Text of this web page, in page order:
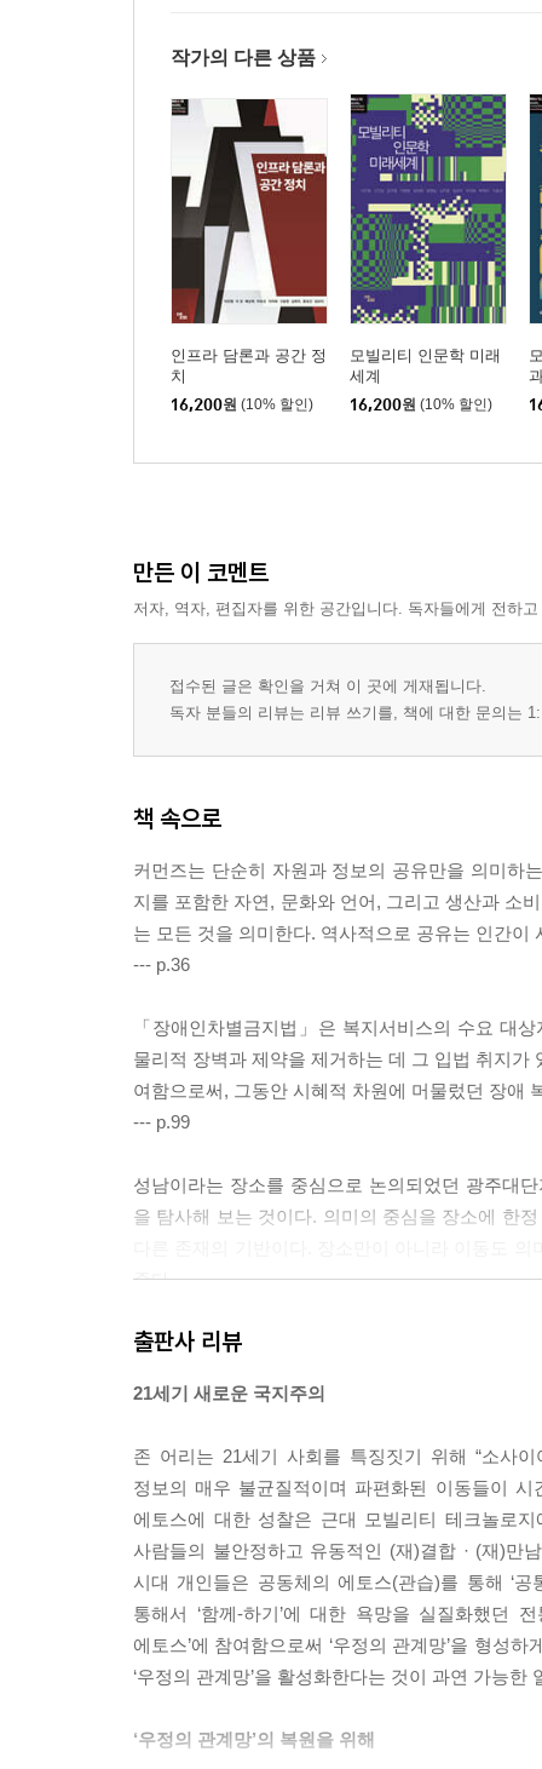
작가의 다른 상품
인프라 담론과 공간 정
치
16,200원 (10% 할인)
모빌리티 인문학 미래
세계
16,200원 (10% 할인)
만든 이 코멘트
저자, 역자, 편집자를 위한 공간입니다. 독자들에게 전하
접수된 글은 확인을 거쳐 이 곳에 게재됩니다.
독자 분들의 리뷰는 리뷰 쓰기를, 책에 대한 문의는
책 속으로
커먼즈는 단순히 자원과 정보의 공유만을 의미하
지를 포함한 자연, 문화와 언어, 그리고 생산과 소
는 모든 것을 의미한다. 역사적으로 공유는 인간
--- p.36
「장애인차별금지법」은 복지서비스의 수요 대
물리적 장벽과 제약을 제거하는 데 그 입법 취지
여함으로써, 그동안 시혜적 차원에 머물렀던 장애
--- p.99
성남이라는 장소를 중심으로 논의되었던 광주대
을 탐사해 보는 것이다. 의미의 중심을 장소에 한
준다.
습을 의미했다. 윤리는 어떤 공동의 장소에서 공
--- p.172
명소 생태계에서 미디어는 인간과 공간 사이의
역할을 한다. 인류는 인간 사회에서 자기 이익에
--- p.199
1970년대 들어 이--- p.푸 투안Yi--- p.Fu Tuan을
고 주관적인 존재로서 인간에 의해 영향을 받는
출판사 리뷰
21세기 새로운 국지주의
존 어리는 21세기 사회를 특징짓기 위해 “소사
정보의 매우 불균질적이며 파편화된 이동들이
에토스에 대한 성찰은 근대 모빌리티 테크놀로
사람들의 불안정하고 유동적인 (재)결합 · (재)만
시대 개인들은 공동체의 에토스(관습)를 통해 ‘공
통해서 ‘함께-하기’에 대한 욕망을 실질화했던
에토스’에 참여함으로써 ‘우정의 관계망’을 형성
‘우정의 관계망’을 활성화한다는 것이 과연 가능한
‘우정의 관계망’의 복원을 위해